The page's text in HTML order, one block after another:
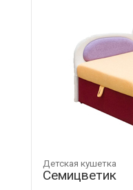
Детская кушетка
Семицветик